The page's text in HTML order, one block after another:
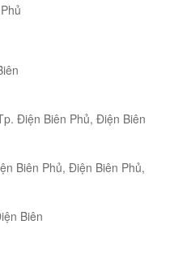
Điện Biên Phủ, Điện Biên
Biên Phủ, Điện Biên Phủ,
Biên